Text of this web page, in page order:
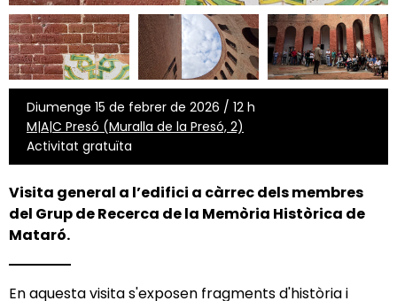
Diumenge 15 de febrer de 2026 / 12 h
M|A|C Presó (Muralla de la Presó, 2)
Activitat gratuïta
Visita general a l’edifici a càrrec dels membres
del Grup de Recerca de la Memòria Històrica de
Mataró.
En aquesta visita s'exposen fragments d'història i